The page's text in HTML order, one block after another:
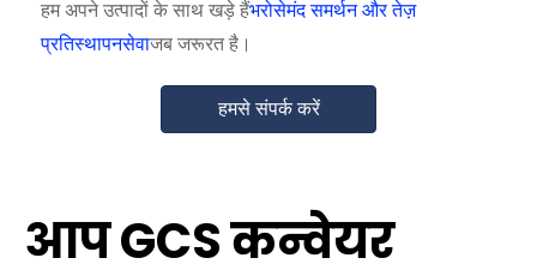
हम अपने उत्पादों के साथ खड़े हैंभरोसेमंद समर्थन और तेज़
प्रतिस्थापनसेवाजब जरूरत है।
हमसे संपर्क करें
आप GCS कन्वेयर